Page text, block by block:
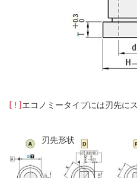
[ ! ]エコノミータイプには刃先に
刃先形状